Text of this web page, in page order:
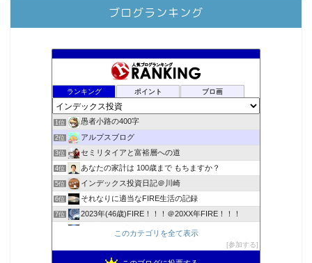
ブログランキング
ランキング ポイント ブロ画
1位 愚者小路の400字
2位 アルプスブログ
3位 セミリタイアと富裕層への道
4位 あなたの家計は 100歳まで もちますか？
5位 インデックス投資日記＠川崎
6位 それなりに適当なFIRE生活の記録
7位 2023年(46歳)FIRE！！！＠20XX年FIRE！！！
3階建ての資産形成
スパコンSEが効率的投資で一家セミリタイアするブログ
このカテゴリを全て表示
参加する